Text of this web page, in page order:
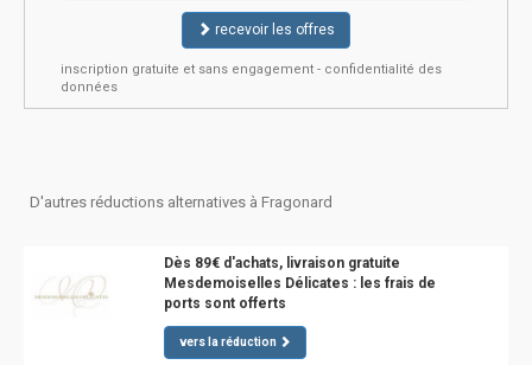
recevoir les offres
inscription gratuite et sans engagement - confidentialité des
données
D'autres réductions alternatives à Fragonard
Dès 89€ d'achats, livraison gratuite
Mesdemoiselles Délicates : les frais de
ports sont offerts
vers la réduction